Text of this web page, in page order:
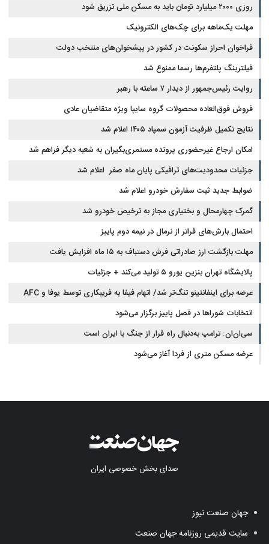
روزی ۲۰۰۰ میلیارد تومان باید به مسکن ملی تزریق شود
مهلت یک‌ماهه برای چک‌های الکترونیک
فراخوان احراز سکونت در کشور در پیشخوان‌های منتخب دولت
فیلترینگ پلتفرم‌ها رسما ممنوع شد
روایت رئیس‌جمهور از دیدار ۷ ساعته با رهبر
فروش فوق‌العاده محصولات گروه سایپا ویژه متقاضیان عادی
نتایج تکمیل ظرفیت آزمون سمپاد ۱۴۰۵ اعلام شد
امکان ارجاع غیرحضوری پرونده مستمری‌بگیران به شعبه دیگر فراهم شد
جزئیات محدودیت‌های ترافیکی پایان ماه صفر اعلام شد
ضوابط جدید ثبت سفارش خودرو اعلام شد
گمرک چهارمحال و بختیاری مجاز به ترخیص خودرو شد
احتمال بارش‌های فراتر از نرمال در نیمه دوم پاییز
مهلت بازگشت ارز صادراتی فرش دستباف به ۱۵ ماه افزایش یافت
پالایشگاه تهران بنزین یورو ۵ تولید می‌کند + جزئیات
عرصه برای اینفانتینو تنگ‌تر شد/ اتهام فیفا به فریبکاری توسط یوفا و AFC
انتخابات شوراها در فصل پاییز برگزار می‌شود
سی‌ان‌ان: ترامپ به‌دنبال راه فرار از جنگ با ایران است
عرضه مسکن متری از فردا آغاز می‌شود
صدای بخش خصوصی ایران
جهان صنعت نیوز
سایت قدیمی روزنامه جهان صنعت